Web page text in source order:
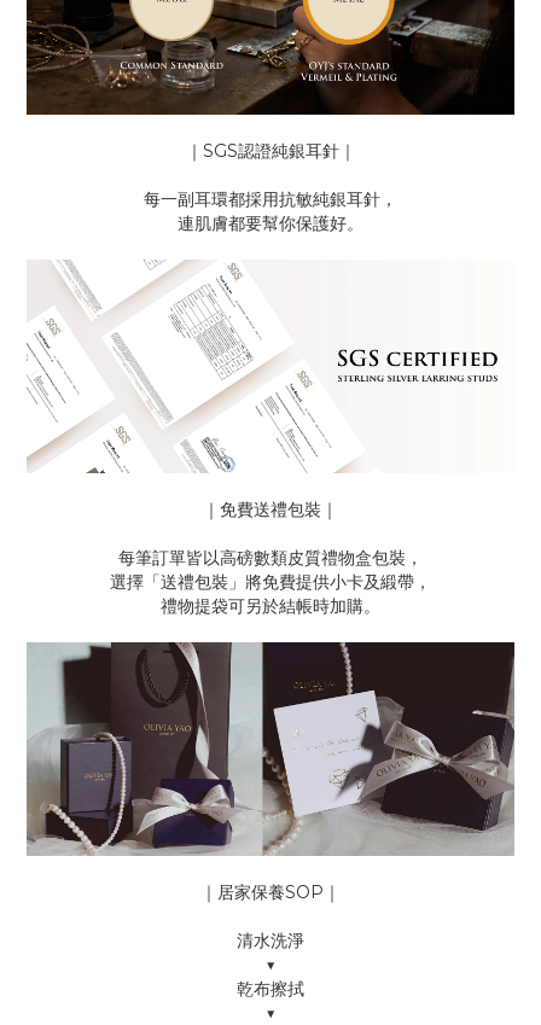
｜SGS認證純銀耳針｜
每一副耳環都採用抗敏純銀耳針，
連肌膚都要幫你保護好。
｜免費送禮包裝｜
每筆訂單皆以高磅數類皮質禮物盒包裝，
選擇「送禮包裝」將免費提供小卡及緞帶，
禮物提袋可另於結帳時加購。
｜居家保養SOP｜
清水洗淨
▼
乾布擦拭
▼